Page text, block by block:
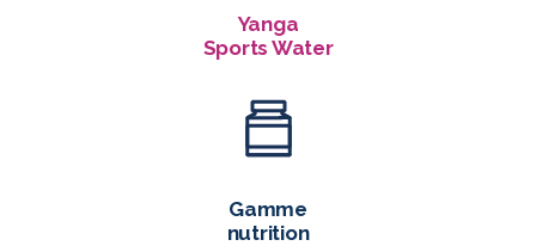
Yanga
Sports Water
Gamme
nutrition